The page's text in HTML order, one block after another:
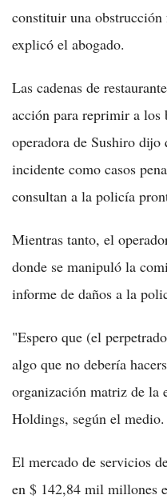
constituir una
explicó el abogado.
Las cadenas de
acción para reprimir a los
operadora de Sushiro
incidente como casos
consultan a la policía
Mientras tanto, el
donde se manipuló la
informe de daños a la
"Espero que (el
algo que no debería
organización matriz de la
Holdings, según el medio.
El mercado de servicios
en $ 142,84 mil millones